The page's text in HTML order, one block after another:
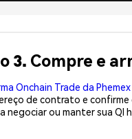
3. Compre e
Onchain Trade da Phemex
de contrato e confirme
negociar ou manter sua QI